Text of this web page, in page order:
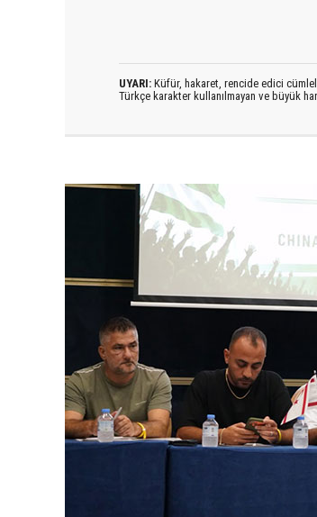
UYARI: Küfür, hakaret, rencide edici
Türkçe karakter kullanılmayan ve büyük